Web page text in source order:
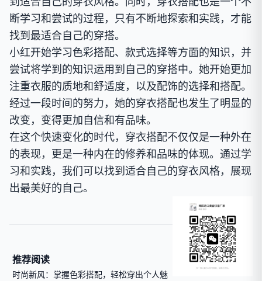
断学习和尝试的过程，只有不断地探索和实践，才能
找到最适合自己的穿搭。
小红开始学习色彩搭配、款式选择等方面的知识，并
尝试将学到的知识运用到自己的穿搭中。她开始更加
注重衣服的质地和舒适度，以及配饰的选择和搭配。
经过一段时间的努力，她的穿衣搭配也发生了明显的
改变，变得更加自信和有品味。
在这个快速变化的时代，穿衣搭配不仅仅是一种外在
的表现，更是一种内在的修养和品味的体现。通过学
习和实践，我们可以找到适合自己的穿衣风格，展现
出最美好的自己。
推荐阅读
时尚新风：掌握色彩搭配，轻松穿出个人魅